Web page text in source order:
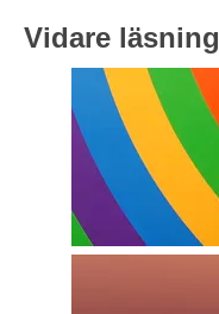
Vidare läsning